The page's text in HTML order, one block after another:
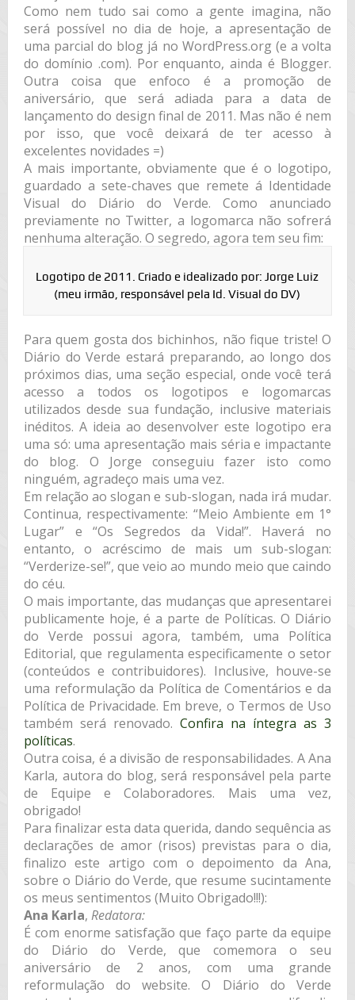
Como nem tudo sai como a gente imagina, não
será possível no dia de hoje, a apresentação de
uma parcial do blog já no WordPress.org (e a volta
do domínio .com). Por enquanto, ainda é Blogger.
Outra coisa que enfoco é a promoção de
aniversário, que será adiada para a data de
lançamento do design final de 2011. Mas não é nem
por isso, que você deixará de ter acesso à
excelentes novidades =)
A mais importante, obviamente que é o logotipo,
guardado a sete-chaves que remete á Identidade
Visual do Diário do Verde. Como anunciado
previamente no Twitter, a logomarca não sofrerá
nenhuma alteração. O segredo, agora tem seu fim:
Logotipo de 2011. Criado e idealizado por: Jorge Luiz
(meu irmão, responsável pela Id. Visual do DV)
Para quem gosta dos bichinhos, não fique triste! O
Diário do Verde estará preparando, ao longo dos
próximos dias, uma seção especial, onde você terá
acesso a todos os logotipos e logomarcas
utilizados desde sua fundação, inclusive materiais
inéditos. A ideia ao desenvolver este logotipo era
uma só: uma apresentação mais séria e impactante
do blog. O Jorge conseguiu fazer isto como
ninguém, agradeço mais uma vez.
Em relação ao slogan e sub-slogan, nada irá mudar.
Continua, respectivamente: “Meio Ambiente em 1°
Lugar” e “Os Segredos da Vida!”. Haverá no
entanto, o acréscimo de mais um sub-slogan:
“Verderize-se!”, que veio ao mundo meio que caindo
do céu.
O mais importante, das mudanças que apresentarei
publicamente hoje, é a parte de Políticas. O Diário
do Verde possui agora, também, uma Política
Editorial, que regulamenta especificamente o setor
(conteúdos e contribuidores). Inclusive, houve-se
uma reformulação da Política de Comentários e da
Política de Privacidade. Em breve, o Termos de Uso
também será renovado. Confira na íntegra as 3
políticas.
Outra coisa, é a divisão de responsabilidades. A Ana
Karla, autora do blog, será responsável pela parte
de Equipe e Colaboradores. Mais uma vez,
obrigado!
Para finalizar esta data querida, dando sequência as
declarações de amor (risos) previstas para o dia,
finalizo este artigo com o depoimento da Ana,
sobre o Diário do Verde, que resume sucintamente
os meus sentimentos (Muito Obrigado!!!):
Ana Karla, Redatora:
É com enorme satisfação que faço parte da equipe
do Diário do Verde, que comemora o seu
aniversário de 2 anos, com uma grande
reformulação do website. O Diário do Verde